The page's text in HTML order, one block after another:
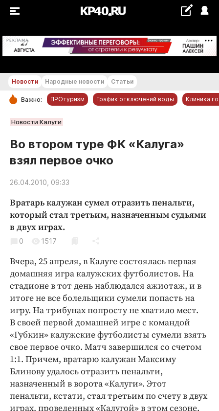
РЕКЛАМА +18...+19 °С
РУБРИКИ
Новости компаний
Статьи
Народные новости
Благоустройство
Криминал
Культура
Образование
Общество
Погода
Праздники
Происшествия
Спорт
Экономика и бизнес
ПРОЕКТЫ
Блоги
Новости Народные новости Статьи
Важно: ПРОтуризм График отключений воды Клиника
Новости Калуги
Во втором туре ФК «Калуга»
взял первое очко
26.04.2010, 09:33
Вратарь калужан сумел отразить пенальти,
который стал третьим, назначенным судьями
в двух играх.
0 1517
Вчера, 25 апреля, в Калуге состоялась первая
домашняя игра калужских футболистов. На
стадионе в тот день наблюдался ажиотаж, и в
итоге не все болельщики сумели попасть на
игру. На трибунах попросту не хватило мест.
В своей первой домашней игре с командой
«Губкин» калужские футболисты сумели взять
свое первое очко. Матч завершился со счетом
1:1. Причем, вратарю калужан Максиму
Блинову удалось отразить пенальти,
назначенный в ворота «Калуги». Этот
пенальти, кстати, стал третьим по счету в двух
играх, проведенных «Калугой» в этом сезоне.